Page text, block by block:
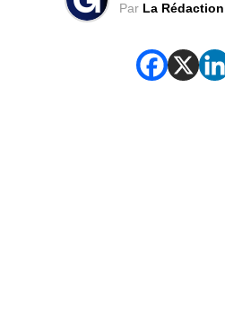
Par La Rédaction